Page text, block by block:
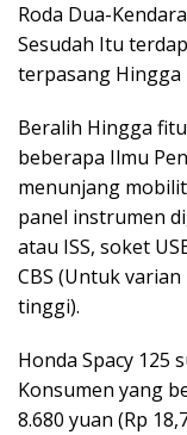
Roda Dua-
Sesudah Itu
terpasang Hingga
Beralih Hingga
beberapa Ilmu
menunjang
panel instrumen
atau ISS, soket
CBS (Untuk
tinggi).
Honda Spacy 125
Konsumen yang
8.680 yuan (Rp